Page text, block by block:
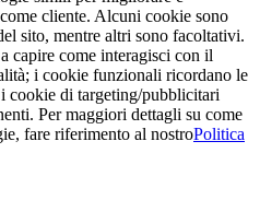
cliente. Alcuni cookie sono
sito, mentre altri sono facoltativi.
capire come interagisci con il
i cookie funzionali ricordano le
cookie di targeting/pubblicitari
Per maggiori dettagli su come
fare riferimento al nostroPolitica